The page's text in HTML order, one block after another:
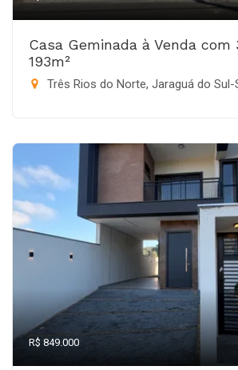
Casa Geminada à Venda com
193m²
Três Rios do Norte, Jaraguá do Sul-
R$ 849.000